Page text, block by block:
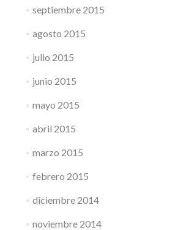
septiembre 2015
agosto 2015
julio 2015
junio 2015
mayo 2015
abril 2015
marzo 2015
febrero 2015
diciembre 2014
noviembre 2014